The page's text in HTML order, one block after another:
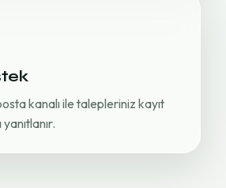
kanalı ile talepleriniz kayıt
yanıtlanır.